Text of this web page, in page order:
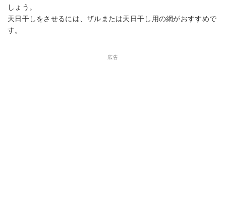
しょう。
天日干しをさせるには、ザルまたは天日干し用の網がおすすめで
す。
広告